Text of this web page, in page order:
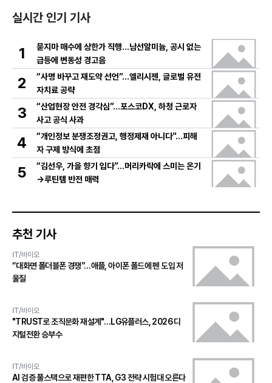
실시간 인기 기사
1
묻지마 매수에 상한가 직행…남선알미늄, 공시 없는
급등에 변동성 경고음
2
“사명 바꾸고 재도약 선언”…엘리시젠, 글로벌 유전
자치료 공략
3
“산업현장 안전 경각심”…포스코DX, 하청 근로자
사고 공식 사과
4
“개인정보 분쟁조정권고, 행정제재 아니다”…피해
자 구제 방식에 초점
5
“김선우, 가을 향기 입다”…머리카락에 스미는 온기
→루틴템 반전 매력
추천 기사
IT/바이오
“대화면 폴더블폰 경쟁”…애플, 아이폰 폴드에 펜 도입 저
울질
IT/바이오
"TRUST로 조직문화 재설계"…LG유플러스, 2026 디
지털전환 승부수
IT/바이오
AI 검증 풀스택으로 재편한 TTA, G3 전략 시험대 오른다